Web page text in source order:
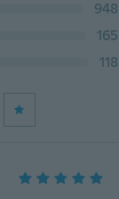
948
165
118